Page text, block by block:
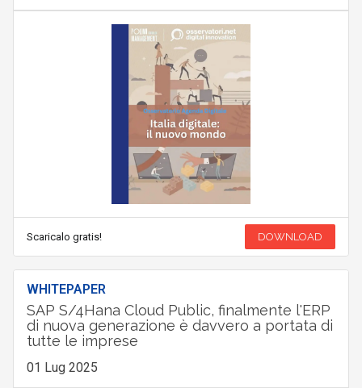
Scaricalo gratis! DOWNLOAD
WHITEPAPER
SAP S/4Hana Cloud Public, finalmente l'ERP
di nuova generazione è davvero a portata di
tutte le imprese
01 Lug 2025